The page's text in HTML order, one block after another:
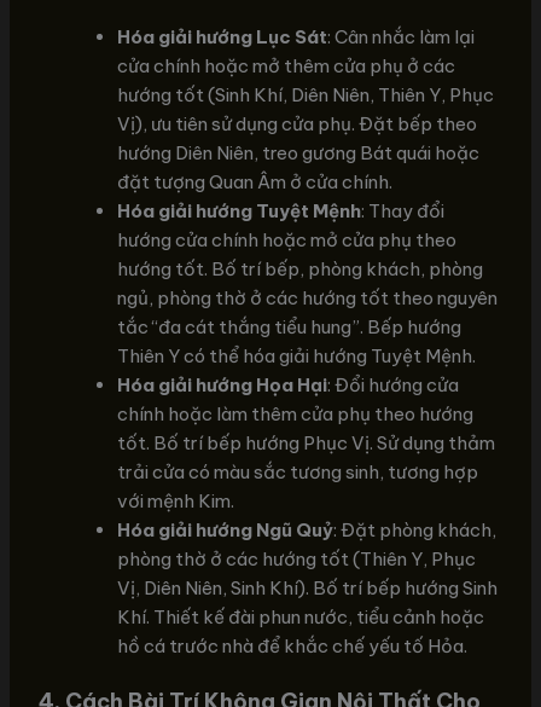
Hóa giải hướng Lục Sát: Cân nhắc làm lại
cửa chính hoặc mở thêm cửa phụ ở các
hướng tốt (Sinh Khí, Diên Niên, Thiên Y, Phục
Vị), ưu tiên sử dụng cửa phụ. Đặt bếp theo
hướng Diên Niên, treo gương Bát quái hoặc
đặt tượng Quan Âm ở cửa chính.
Hóa giải hướng Tuyệt Mệnh: Thay đổi
hướng cửa chính hoặc mở cửa phụ theo
hướng tốt. Bố trí bếp, phòng khách, phòng
ngủ, phòng thờ ở các hướng tốt theo nguyên
tắc “đa cát thắng tiểu hung”. Bếp hướng
Thiên Y có thể hóa giải hướng Tuyệt Mệnh.
Hóa giải hướng Họa Hại: Đổi hướng cửa
chính hoặc làm thêm cửa phụ theo hướng
tốt. Bố trí bếp hướng Phục Vị. Sử dụng thảm
trải cửa có màu sắc tương sinh, tương hợp
với mệnh Kim.
Hóa giải hướng Ngũ Quỷ: Đặt phòng khách,
phòng thờ ở các hướng tốt (Thiên Y, Phục
Vị, Diên Niên, Sinh Khí). Bố trí bếp hướng Sinh
Khí. Thiết kế đài phun nước, tiểu cảnh hoặc
hồ cá trước nhà để khắc chế yếu tố Hỏa.